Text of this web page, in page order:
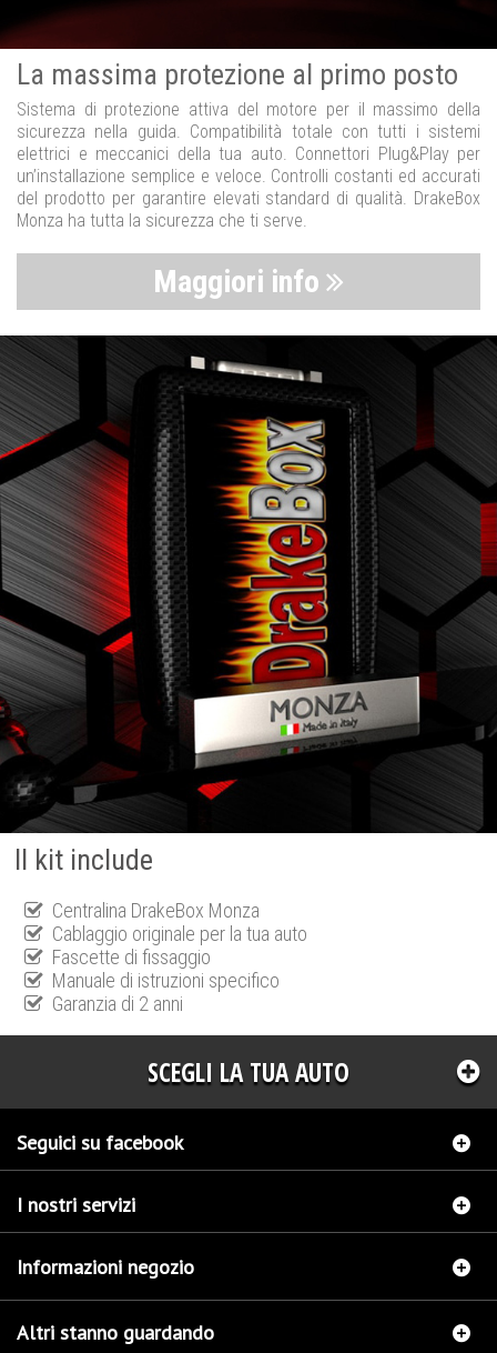
La massima protezione al primo posto
Sistema di protezione attiva del motore per il massimo della
sicurezza nella guida. Compatibilità totale con tutti i sistemi
elettrici e meccanici della tua auto. Connettori Plug&Play per
un’installazione semplice e veloce. Controlli costanti ed accurati
del prodotto per garantire elevati standard di qualità. DrakeBox
Monza ha tutta la sicurezza che ti serve.
Maggiori info
Il kit include
Centralina DrakeBox Monza
Cablaggio originale per la tua auto
Fascette di fissaggio
Manuale di istruzioni specifico
Garanzia di 2 anni
SCEGLI LA TUA AUTO
Seguici su facebook
I nostri servizi
Informazioni negozio
Altri stanno guardando